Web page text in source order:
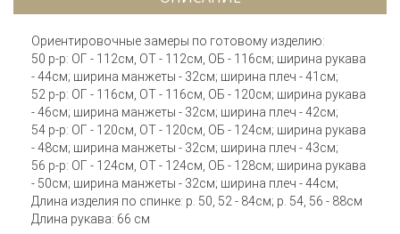
Ориентировочные замеры по готовому изделию:
50 р-р: ОГ - 112см, ОТ - 112см, ОБ - 116см; ширина рукава
- 44см; ширина манжеты - 32см; ширина плеч - 41см;
52 р-р: ОГ - 116см, ОТ - 116см, ОБ - 120см; ширина рукава
- 46см; ширина манжеты - 32см; ширина плеч - 42см;
54 р-р: ОГ - 120см, ОТ - 120см, ОБ - 124см; ширина рукава
- 48см; ширина манжеты - 32см; ширина плеч - 43см;
56 р-р: ОГ - 124см, ОТ - 124см, ОБ - 128см; ширина рукава
- 50см; ширина манжеты - 32см; ширина плеч - 44см;
Длина изделия по спинке: р. 50, 52 - 84см; р. 54, 56 - 88см
Длина рукава: 66 см